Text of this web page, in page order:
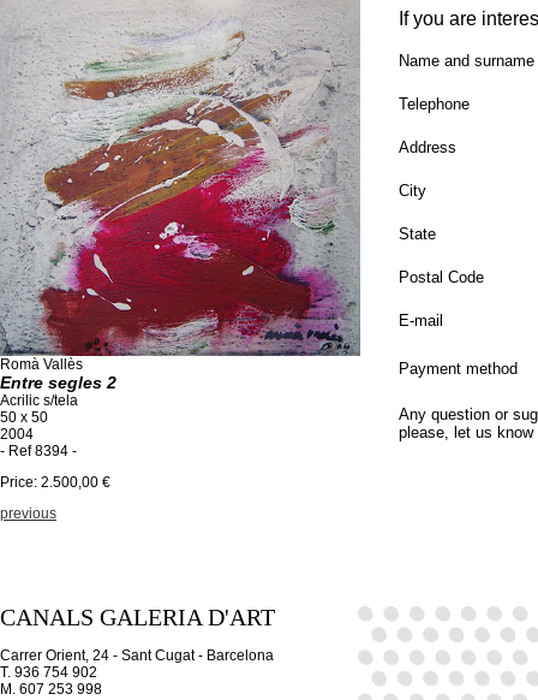
Romà Vallès
Entre segles 2
Acrilic s/tela
50 x 50
2004
- Ref 8394 -
Price: 2.500,00 €
previous
If you are
Name and surname
Telephone
Address
City
State
Postal Code
E-mail
Payment method
Any question or
please, let us know
CANALS GALERIA D'ART
Carrer Orient, 24 - Sant Cugat - Barcelona
T. 936 754 902
M. 607 253 998